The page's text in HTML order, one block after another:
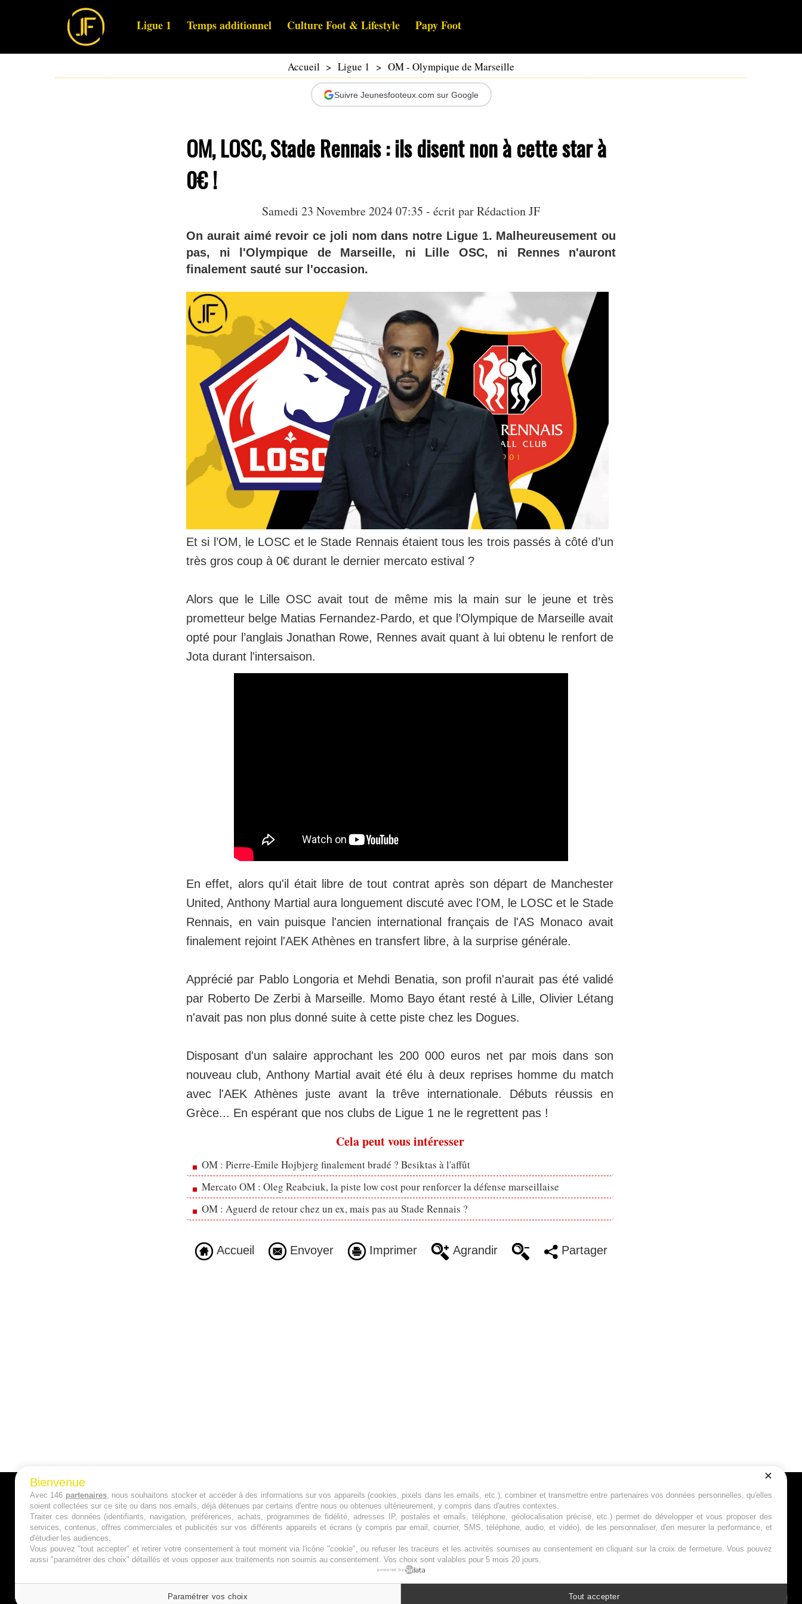
Ligue 1 Temps additionnel Culture Foot & Lifestyle Papy Foot
Accueil > Ligue 1 > OM - Olympique de Marseille
Suivre Jeunesfooteux.com sur Google
OM, LOSC, Stade Rennais : ils disent non à cette star à
0€ !
Samedi 23 Novembre 2024 07:35 - écrit par Rédaction JF
On aurait aimé revoir ce joli nom dans notre Ligue 1. Malheureusement ou
pas, ni l'Olympique de Marseille, ni Lille OSC, ni Rennes n'auront
finalement sauté sur l'occasion.
Et si l’OM, le LOSC et le Stade Rennais étaient tous les trois passés à côté d’un
très gros coup à 0€ durant le dernier mercato estival ?
Alors que le Lille OSC avait tout de même mis la main sur le jeune et très
prometteur belge Matias Fernandez-Pardo, et que l’Olympique de Marseille avait
opté pour l’anglais Jonathan Rowe, Rennes avait quant à lui obtenu le renfort de
Jota durant l'intersaison.
En effet, alors qu'il était libre de tout contrat après son départ de Manchester
United, Anthony Martial aura longuement discuté avec l'OM, le LOSC et le Stade
Rennais, en vain puisque l'ancien international français de l'AS Monaco avait
finalement rejoint l'AEK Athènes en transfert libre, à la surprise générale.
Apprécié par Pablo Longoria et Mehdi Benatia, son profil n'aurait pas été validé
par Roberto De Zerbi à Marseille. Momo Bayo étant resté à Lille, Olivier Létang
n'avait pas non plus donné suite à cette piste chez les Dogues.
Disposant d'un salaire approchant les 200 000 euros net par mois dans son
nouveau club, Anthony Martial avait été élu à deux reprises homme du match
avec l'AEK Athènes juste avant la trêve internationale. Débuts réussis en
Grèce... En espérant que nos clubs de Ligue 1 ne le regrettent pas !
Cela peut vous intéresser
OM : Pierre-Emile Hojbjerg finalement bradé ? Besiktas à l'affût
Mercato OM : Oleg Reabciuk, la piste low cost pour renforcer la défense marseillaise
OM : Aguerd de retour chez un ex, mais pas au Stade Rennais ?
Accueil Envoyer Imprimer Agrandir Partager
A PROPOS
Qui sommes nous ?
Mentions Légales
Politique de Cookies
Jeunesfooteux est un média sportif qui traite
principalement de l'actualité de la Ligue 1 et
des grosses actualités de la Ligue 2 et du
Plan du site | Syndication |Powered by WM
Suivez-nous
Bienvenue
Avec 146 partenaires, nous souhaitons stocker et accéder à des informations sur vos appareils (cookies, pixels dans les emails, etc.), combiner et transmettre entre partenaires vos données personnelles, qu'elles
soient collectées sur ce site ou dans nos emails, déjà détenues par certains d'entre nous ou obtenues ultérieurement, y compris dans d'autres contextes.
Traiter ces données (identifiants, navigation, préférences, achats, programmes de fidélité, adresses IP, postales et emails, téléphone, géolocalisation précise, etc.) permet de développer et vous proposer des
services, contenus, offres commerciales et publicités sur vos différents appareils et écrans (y compris par email, courrier, SMS, téléphone, audio, et vidéo), de les personnaliser, d'en mesurer la performance, et
d'étudier les audiences.
Vous pouvez "tout accepter" et retirer votre consentement à tout moment via l'icône "cookie", ou refuser les traceurs et les activités soumises au consentement en cliquant sur la croix de fermeture. Vous pouvez
aussi "paramétrer des choix" détaillés et vous opposer aux traitements non soumis au consentement. Vos choix sont valables pour 5 mois 20 jours.
powered by
Paramétrer vos choix Tout accepter